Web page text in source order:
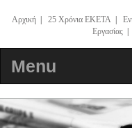
Αρχική| 25 Χρόνια ΕΚΕΤΑ|
Εργασίας
Menu